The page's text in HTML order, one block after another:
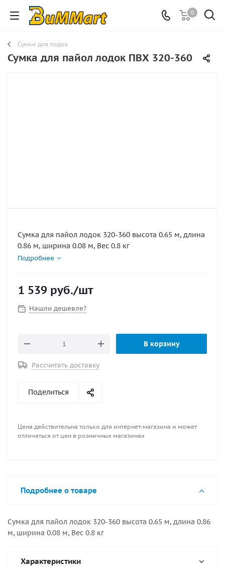
0
Сумки для лодок
Сумка для пайол лодок ПВХ 320-360
Сумка для пайол лодок 320-360 высота 0.65 м, длина
0.86 м, ширина 0.08 м, Вес 0.8 кг
Подробнее
1 539 руб./шт
Нашли дешевле?
В корзину
Рассчитать доставку
Поделиться
Цена действительна только для интернет-магазина и может
отличаться от цен в розничных магазинах
Подробнее о товаре
Сумка для пайол лодок 320-360 высота 0.65 м, длина 0.86
м, ширина 0.08 м, Вес 0.8 кг
Характеристики